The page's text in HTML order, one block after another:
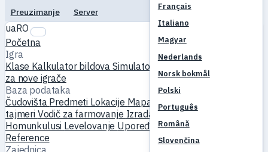
Français
Italiano
Magyar
Nederlands
Norsk bokmål
Polski
Português
Română
Slovenčina
Preuzimanje
Server
uaRO
Početna
Igra
Klase Kalkulator bildovaSimulator veština
za nove igrače
Baza podataka
Čudovišta Predmeti Lokacije Mapa sveta Baza veština
tajmeri Vodič za farmovanje Izrada i kovanjeLjubimci
Homunkulusi Levelovanje UpoređivanjeMehanika
Reference
Zajednica